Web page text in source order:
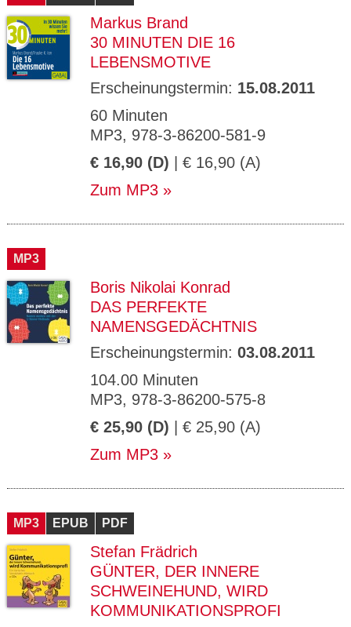
Markus Brand
30 MINUTEN DIE 16
LEBENSMOTIVE
Erscheinungstermin: 15.08.2011
60 Minuten
MP3, 978-3-86200-581-9
€ 16,90 (D) | € 16,90 (A)
Zum MP3
MP3
Boris Nikolai Konrad
DAS PERFEKTE
NAMENSGEDÄCHTNIS
Erscheinungstermin: 03.08.2011
104.00 Minuten
MP3, 978-3-86200-575-8
€ 25,90 (D) | € 25,90 (A)
Zum MP3
MP3 EPUB PDF
Stefan Frädrich
GÜNTER, DER INNERE
SCHWEINEHUND, WIRD
KOMMUNIKATIONSPROFI